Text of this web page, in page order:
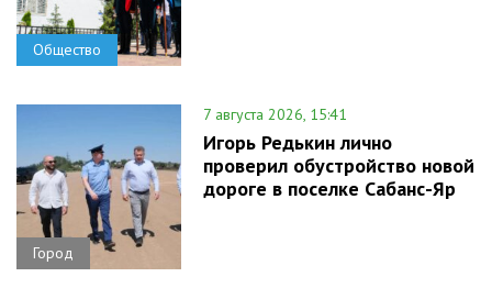
Общество
Город
7 августа 2026, 15:41
Игорь Редькин лично
проверил обустройство новой
дороге в поселке Сабанс-Яр